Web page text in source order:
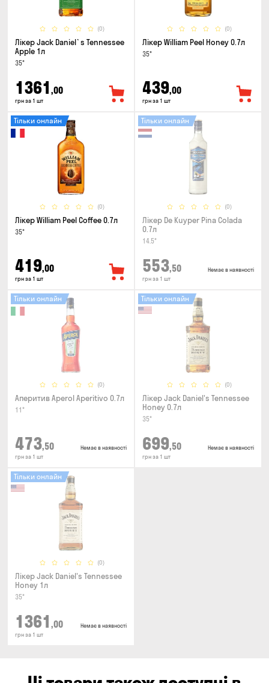
(0)
Лікер Jack Daniel`s Tennessee
Apple 1л
35°
1361 ,00
грн за 1 шт
(0)
Лікер William Peel Honey 0.7л
35°
439,00
грн за 1 шт
(0)
Тільки онлайн
Лікер William Peel Coffee 0.7л
35°
419,00
грн за 1 шт
(0)
Тільки онлайн
Лікер De Kuyper Pina Colada
0.7л
14.5°
553,50
грн за 1 шт
Немає в наявності
(0)
Тільки онлайн
Аперитив Aperol Aperitivo 0.7л
11°
473,50
грн за 1 шт
Немає в наявності
(0)
Тільки онлайн
Лікер Jack Daniel's Tennessee
Honey 0.7л
35°
699,50
грн за 1 шт
Немає в наявності
(0)
Тільки онлайн
Лікер Jack Daniel's Tennessee
Honey 1л
35°
1361 ,00
грн за 1 шт
Немає в наявності